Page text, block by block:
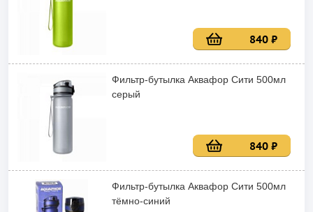
840 ₽
Фильтр-бутылка Аквафор Сити 500мл
серый
840 ₽
Фильтр-бутылка Аквафор Сити 500мл
тёмно-синий